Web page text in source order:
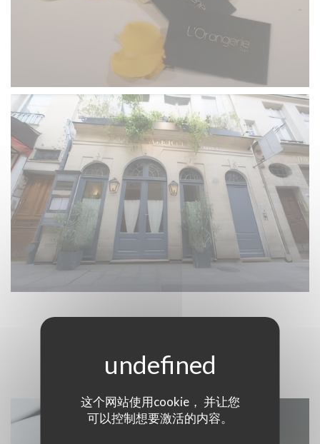
这个网站使用cookie， 并让您
可以控制想要激活的内容。